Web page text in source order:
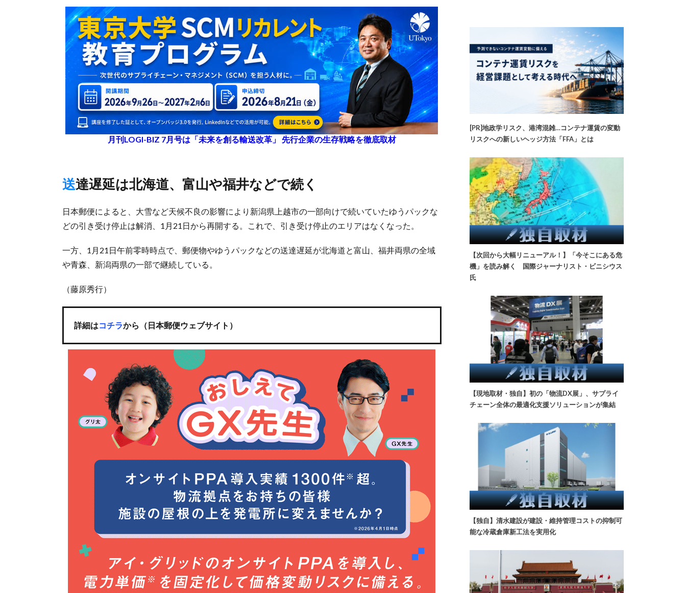
月刊LOGI-BIZ 7月号は「未来を創る輸送改革」 先行企業の生存戦略を徹底取材
送達遅延は北海道、富山や福井などで続く
日本郵便によると、大雪など天候不良の影響により新潟県上越市の一部向けで続いていたゆうパックな
どの引き受け停止は解消、1月21日から再開する。これで、引き受け停止のエリアはなくなった。
一方、1月21日午前零時時点で、郵便物やゆうパックなどの送達遅延が北海道と富山、福井両県の全域
や青森、新潟両県の一部で継続している。
（藤原秀行）
詳細はコチラから（日本郵便ウェブサイト）
[PR]地政学リスク、港湾混雑…コンテナ運賃の変動
リスクへの新しいヘッジ方法「FFA」とは
【次回から大幅リニューアル！】「今そこにある危
機」を読み解く 国際ジャーナリスト・ビニシウス
氏
【現地取材・独自】初の「物流DX展」、サプライ
チェーン全体の最適化支援ソリューションが集結
【独自】清水建設が建設・維持管理コストの抑制可
能な冷蔵倉庫新工法を実用化